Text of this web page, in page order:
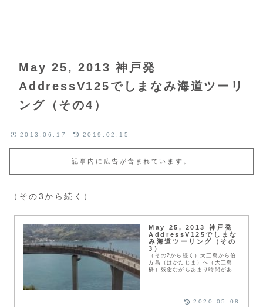
May 25, 2013 神戸発
AddressV125でしまなみ海道ツーリ
ング（その4）
2013.06.17 2019.02.15
記事内に広告が含まれています。
（その3から続く）
May 25, 2013 神戸発
AddressV125でしまな
み海道ツーリング（その
3）
（その2から続く）大三島から伯
方島（はかたじま）へ（大三島
橋）残念ながらあまり時間があり
2020.05.08